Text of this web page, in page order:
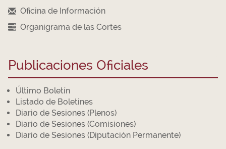
Oficina de Información
Organigrama de las Cortes
Publicaciones Oficiales
Último Boletín
Listado de Boletines
Diario de Sesiones (Plenos)
Diario de Sesiones (Comisiones)
Diario de Sesiones (Diputación Permanente)